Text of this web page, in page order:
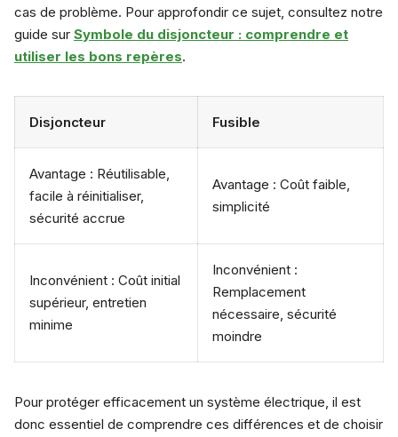
cas de problème. Pour approfondir ce sujet, consultez notre
guide sur Symbole du disjoncteur : comprendre et
utiliser les bons repères.
Disjoncteur Fusible
Avantage : Réutilisable,
facile à réinitialiser,
sécurité accrue
Avantage : Coût faible,
simplicité
Inconvénient : Coût initial
supérieur, entretien
minime
Inconvénient :
Remplacement
nécessaire, sécurité
moindre
Pour protéger efficacement un système électrique, il est
donc essentiel de comprendre ces différences et de choisir